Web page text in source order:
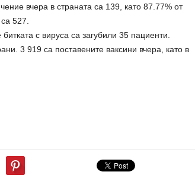
вчера в страната са 139, като 87.77% от
527.
с вируса са загубили 35 пациенти.
3 919 са поставените ваксини вчера, като в